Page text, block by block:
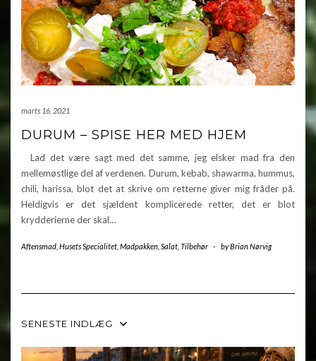
marts 16, 2021
DURUM – SPISE HER MED HJEM
Lad det være sagt med det samme, jeg elsker mad fra den
mellemøstlige del af verdenen. Durum, kebab, shawarma, hummus,
chili, harissa, blot det at skrive om retterne giver mig fråder på.
Heldigvis er det sjældent komplicerede retter, det er blot
krydderierne der skal…
Aftensmad Husets Specialitet Madpakken Salat Tilbehør - byBrian Nørvig
SENESTE INDLÆG